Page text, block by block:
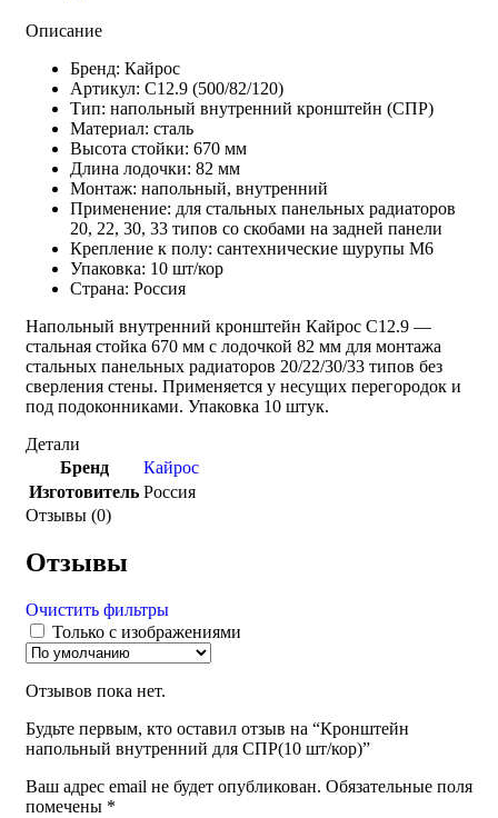
Описание
Бренд: Кайрос
Артикул: С12.9 (500/82/120)
Тип: напольный внутренний кронштейн (СПР)
Материал: сталь
Высота стойки: 670 мм
Длина лодочки: 82 мм
Монтаж: напольный, внутренний
Применение: для стальных панельных радиаторов
20, 22, 30, 33 типов со скобами на задней панели
Крепление к полу: сантехнические шурупы М6
Упаковка: 10 шт/кор
Страна: Россия
Напольный внутренний кронштейн Кайрос С12.9 —
стальная стойка 670 мм с лодочкой 82 мм для монтажа
стальных панельных радиаторов 20/22/30/33 типов без
сверления стены. Применяется у несущих перегородок и
под подоконниками. Упаковка 10 штук.
Детали
Бренд
Кайрос
Изготовитель Россия
Отзывы (0)
Отзывы
Очистить фильтры
Только с изображениями
Отзывов пока нет.
Будьте первым, кто оставил отзыв на “Кронштейн
напольный внутренний для СПР(10 шт/кор)”
Ваш адрес email не будет опубликован. Обязательные поля
помечены *